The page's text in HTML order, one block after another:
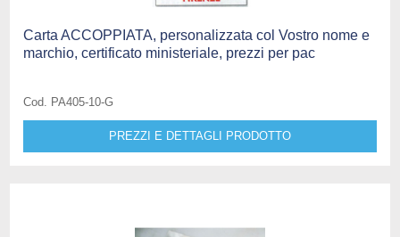
Carta ACCOPPIATA, personalizzata col Vostro nome e
marchio, certificato ministeriale, prezzi per pac
Cod. PA405-10-G
PREZZI E DETTAGLI PRODOTTO